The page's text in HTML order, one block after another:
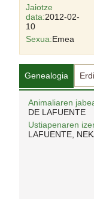
Jaiotze
data:2012-02-
10
Sexua:Emea
Genealogia
Animaliaren
DE LAFUENTE
Ustiapenaren
LAFUENTE,